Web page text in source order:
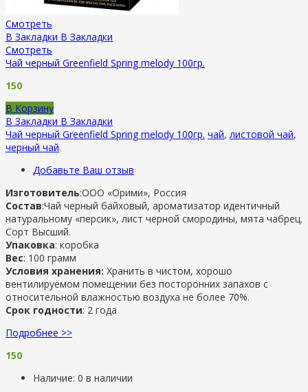
Смотреть
В Закладки В Закладки
Смотреть
Чай черный Greenfield Spring melody 100гр.
150
В Корзину
В Закладки В Закладки
Чай черный Greenfield Spring melody 100гр. чай, листовой чай,
черный чай.
Добавьте Ваш отзыв
Изготовитель:ООО «Орими», Россия
Состав:Чай черный байховый, ароматизатор идентичный
натуральному «персик», лист черной смородины, мята чабрец.
Сорт Высший.
Упаковка: коробка
Вес: 100 грамм
Условия хранения: Хранить в чистом, хорошо
вентилируемом помещении без посторонних запахов с
относительной влажностью воздуха не более 70%.
Срок годности: 2 года
Подробнее >>
150
Наличие: 0 в наличии